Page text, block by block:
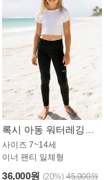
사이즈 7~14세
이너 팬티 일체형
36,000원 (20%) 45,000원